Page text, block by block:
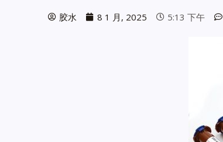
胶水 8 1 月, 2025 5:13 下午